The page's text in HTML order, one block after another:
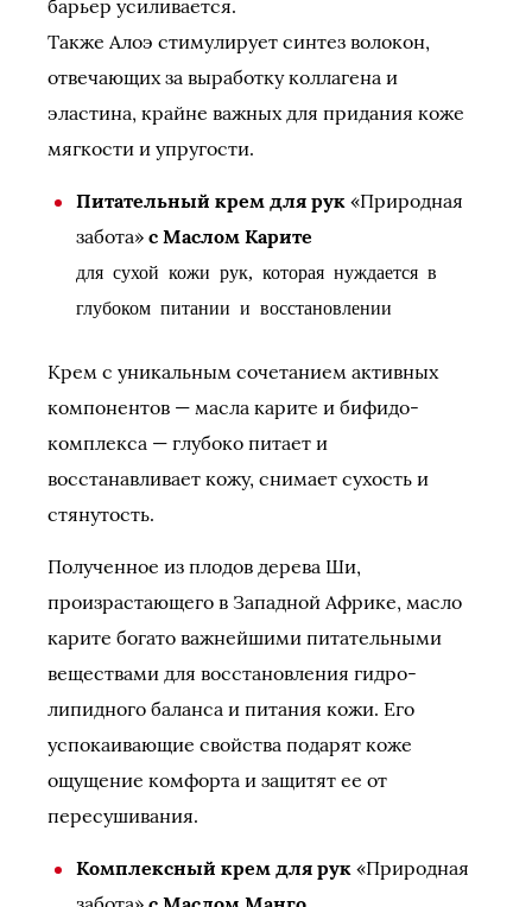
барьер усиливается.
Также Алоэ стимулирует синтез волокон,
отвечающих за выработку коллагена и
эластина, крайне важных для придания коже
мягкости и упругости.
Питательный крем для рук «Природная
забота» с Маслом Карите
для сухой кожи рук, которая нуждается в
глубоком питании и восстановлении
Крем с уникальным сочетанием активных
компонентов — масла карите и бифидо-
комплекса — глубоко питает и
восстанавливает кожу, снимает сухость и
стянутость.
Полученное из плодов дерева Ши,
произрастающего в Западной Африке, масло
карите богато важнейшими питательными
веществами для восстановления гидро-
липидного баланса и питания кожи. Его
успокаивающие свойства подарят коже
ощущение комфорта и защитят ее от
пересушивания.
Комплексный крем для рук «Природная